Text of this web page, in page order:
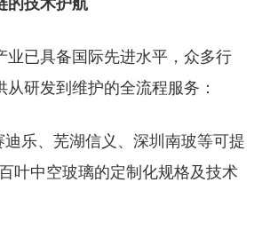
业已具备国际先进水平，众多行
研发到维护的全流程服务：
迪乐、芜湖信义、深圳南玻等可提
叶中空玻璃的定制化规格及技术